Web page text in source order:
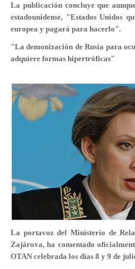
La publicación concluye que
estadounidense, "Estados Unidos
europea y pagará para hacerlo".
"La demonización de Rusia para
adquiere formas hipertróficas"
La portavoz del Ministerio de
Zajárova, ha comentado
OTAN celebrada los días 8 y 9 de